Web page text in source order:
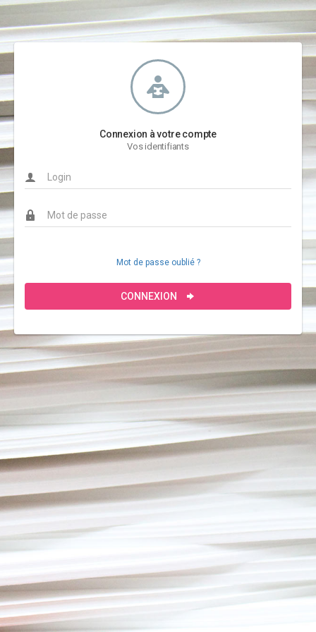
Connexion à votre compte
Vos identifiants
Mot de passe oublié ?
CONNEXION